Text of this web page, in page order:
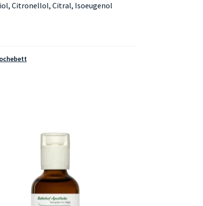
Citronellol, Citral, Isoeugenol